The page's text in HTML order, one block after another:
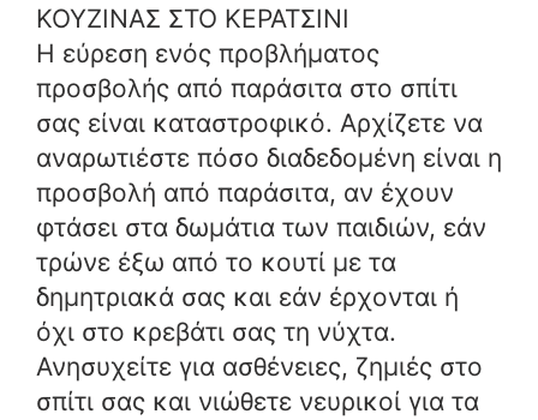
ΚΟΥΖΙΝΑΣ ΣΤΟ ΚΕΡΑΤΣΙΝΙ
Η εύρεση ενός προβλήματος
προσβολής από παράσιτα στο σπίτι
σας είναι καταστροφικό. Αρχίζετε να
αναρωτιέστε πόσο διαδεδομένη είναι η
προσβολή από παράσιτα, αν έχουν
φτάσει στα δωμάτια των παιδιών, εάν
τρώνε έξω από το κουτί με τα
δημητριακά σας και εάν έρχονται ή
όχι στο κρεβάτι σας τη νύχτα.
Ανησυχείτε για ασθένειες, ζημιές στο
σπίτι σας και νιώθετε νευρικοί για τα